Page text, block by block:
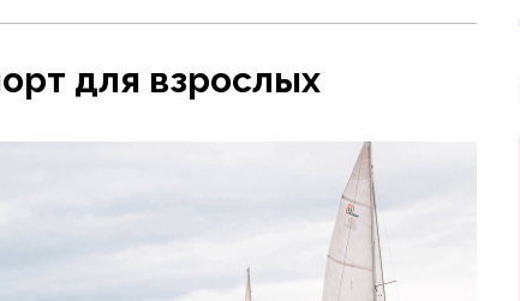
для взрослых